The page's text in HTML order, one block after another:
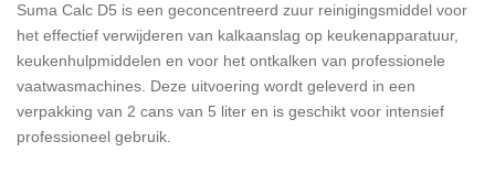
Suma Calc D5 is een geconcentreerd zuur reinigingsmiddel voor
het effectief verwijderen van kalkaanslag op keukenapparatuur,
keukenhulpmiddelen en voor het ontkalken van professionele
vaatwasmachines. Deze uitvoering wordt geleverd in een
verpakking van 2 cans van 5 liter en is geschikt voor intensief
professioneel gebruik.